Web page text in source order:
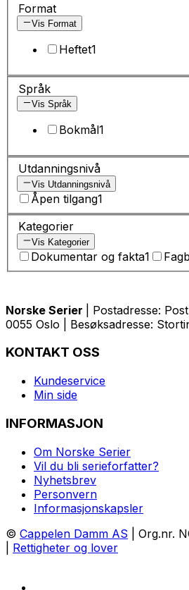
Format
Vis Format
Heftet1
Språk
Vis Språk
Bokmål1
Utdanningsnivå
Vis Utdanningsnivå
Åpen tilgang1
Kategorier
Vis Kategorier
Dokumentar og fakta1
Norske Serier
| Postadresse:
0055 Oslo | Besøksadresse:
KONTAKT OSS
Kundeservice
Min side
INFORMASJON
Om Norske Serier
Vil du bli serieforfatter?
Nyhetsbrev
Personvern
Informasjonskapsler
© Cappelen Damm AS | Org.nr.
Rettigheter og lover